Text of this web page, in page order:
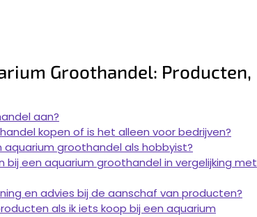
Groothandel: Producten,
aan?
kopen of is het alleen voor bedrijven?
groothandel als hobbyist?
een aquarium groothandel in vergelijking met
en advies bij de aanschaf van producten?
als ik iets koop bij een aquarium